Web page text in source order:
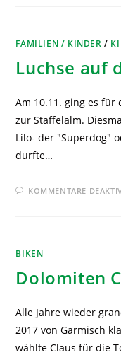
FAMILIEN / KINDER /
Luchse auf
Am 10.11. ging es
zur Staffelalm.
Lilo- der "Superdog"
durfte…
KOMMENTARE
BIKEN
Dolomiten
Alle Jahre wieder
2017 von Garmisch
wählte Claus für die